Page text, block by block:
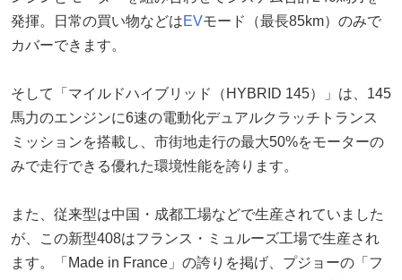
発揮。日常の買い物などはEVモード（最長85km）のみで
カバーできます。
そして「マイルドハイブリッド（HYBRID 145）」は、145
馬力のエンジンに6速の電動化デュアルクラッチトランス
ミッションを搭載し、市街地走行の最大50%をモーターの
みで走行できる優れた環境性能を誇ります。
また、従来型は中国・成都工場などで生産されていました
が、この新型408はフランス・ミュルーズ工場で生産され
ます。「Made in France」の誇りを掲げ、プジョーの「フ